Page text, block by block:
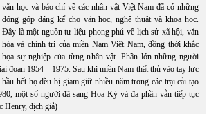
văn học và báo chí về các nhân vật Việt Nam đã có những
đóng góp đáng kể cho văn học, nghệ thuật và khoa học.
Đây là một nguồn tư liệu phong phú về lịch sử xã hội, văn
hóa và chính trị của miền Nam Việt Nam, đồng thời khắc
họa sự nghiệp của từng nhân vật. Phần lớn những người
đoạn 1954 – 1975. Sau khi miền Nam thất thủ vào tay lực
hết họ đều bị giam giữ nhiều năm trong các trại cải tạo
một số người đã sang Hoa Kỳ và đa phần vẫn tiếp tục
Henry, dịch giả)